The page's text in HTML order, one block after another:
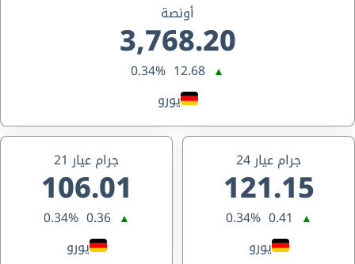
أونصة
3,768.20
▲
12.68
0.34%
يورو
جرام عيار 24
121.15
▲
0.41
0.34%
يورو
جرام عيار 21
106.01
▲
0.36
0.34%
يورو